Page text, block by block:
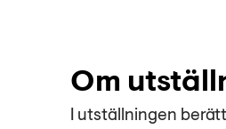
Om
I utställningen